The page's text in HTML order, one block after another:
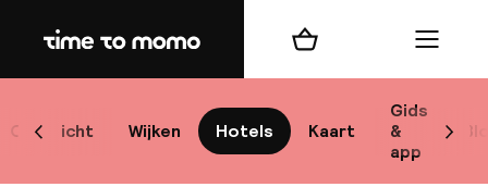
Home
Overzicht Wijken Hotels Kaart
Gids
&
app
Scroll naar links
Winkelmand Menu